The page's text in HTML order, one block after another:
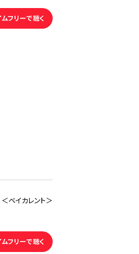
＜ベイカレント＞